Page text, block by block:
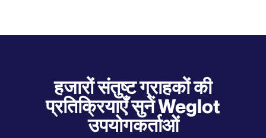
हजारों संतुष्ट ग्राहकों की
प्रतिक्रियाएँ सुनें Weglot
उपयोगकर्ताओं